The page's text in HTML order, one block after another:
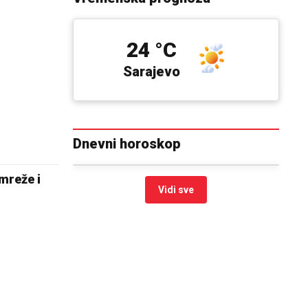
i
Sarajevo
24 °C
Dnevni horoskop
Vidi sve